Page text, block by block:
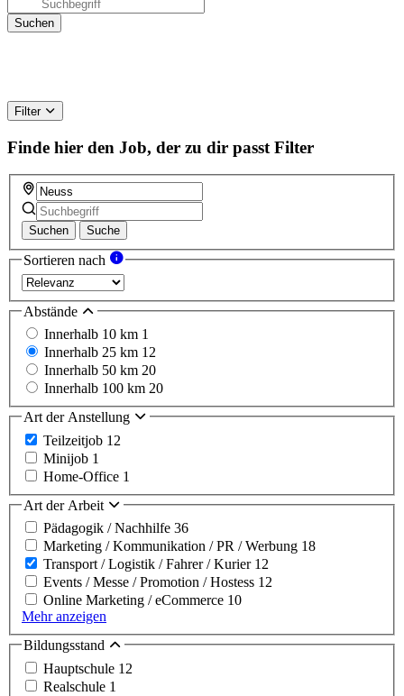
Filter
Finde hier den Job, der zu dir passt Filter
Suchen Suche
Sortieren nach
Abstände
Innerhalb 10 km 1
Innerhalb 25 km 12
Innerhalb 50 km 20
Innerhalb 100 km 20
Art der Anstellung
Teilzeitjob 12
Minijob 1
Home-Office 1
Art der Arbeit
Pädagogik / Nachhilfe 36
Marketing / Kommunikation / PR / Werbung 18
Transport / Logistik / Fahrer / Kurier 12
Events / Messe / Promotion / Hostess 12
Online Marketing / eCommerce 10
Mehr anzeigen
Bildungsstand
Hauptschule 12
Realschule 1